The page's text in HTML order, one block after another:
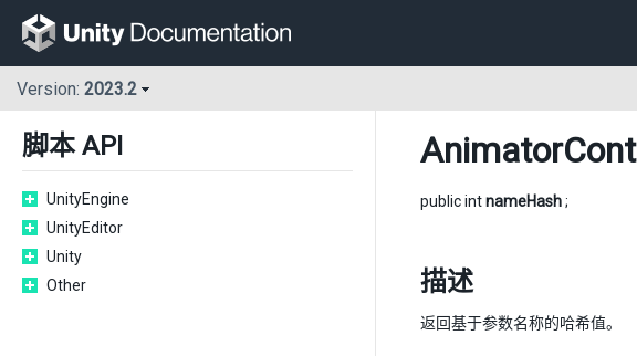
Version: 2023.2
脚本 API
UnityEngine
UnityEditor
Unity
Other
public intnameHash;
描述
返回基于参数名称的哈希值。